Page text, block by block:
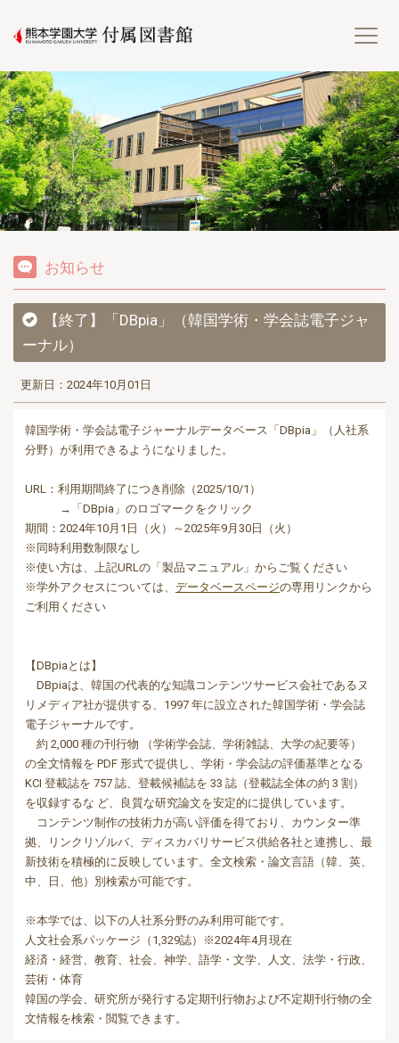
熊
お知らせ
【終了】「DBpia」（韓国学術・学会誌電子ジャ
ーナル）
更新日：2024年10月01日
韓国学術・学会誌電子ジャーナルデータベース「DBpia」（人社系
分野）が利用できるようになりました。
URL：利用期間終了につき削除（2025/10/1）
→「DBpia」のロゴマークをクリック
期間：2024年10月1日（火）～2025年9月30日（火）
※同時利用数制限なし
※使い方は、上記URLの「製品マニュアル」からご覧ください
※学外アクセスについては、 データベースページの専用リンクから
ご利用ください
【DBpiaとは】
DBpiaは、韓国の代表的な知識コンテンツサービス会社であるヌ
リメディア社が提供する、1997 年に設立された韓国学術・学会誌
電子ジャーナルです。
約 2,000 種の刊行物 （学術学会誌、学術雑誌、大学の紀要等）
の全文情報を PDF 形式で提供し、学術・学会誌の評価基準となる
KCI 登載誌を 757 誌、登載候補誌を 33 誌（登載誌全体の約 3 割）
を収録するな ど、良質な研究論文を安定的に提供しています。
コンテンツ制作の技術力が高い評価を得ており、カウンター準
拠、リンクリゾルバ、ディスカバリサービス供給各社と連携し、最
新技術を積極的に反映しています。全文検索・論文言語（韓、英、
中、日、他）別検索が可能です。
※本学では、以下の人社系分野のみ利用可能です。
人文社会系パッケージ（1,329誌）※2024年4月現在
経済・経営、教育、社会、神学、語学・文学、人文、法学・行政、
芸術・体育
韓国の学会、研究所が発行する定期刊行物および不定期刊行物の全
文情報を検索・閲覧できます。